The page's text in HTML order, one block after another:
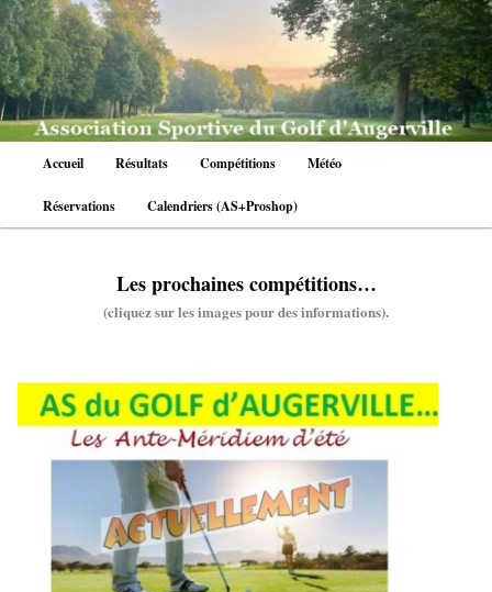
Aller
au
contenu
principal
Accueil Résultats Compétitions Météo
Réservations Calendriers (AS+Proshop)
Les prochaines compétitions…
(cliquez sur les images pour des informations).